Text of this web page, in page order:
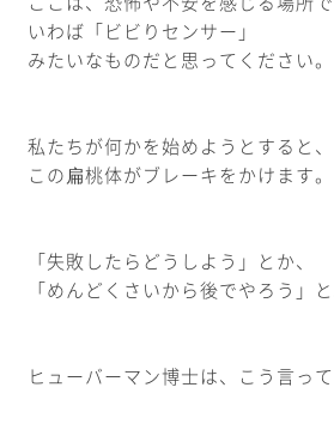
いわば「ビビりセンサー」
みたいなものだと思ってください。
私たちが何かを始めようとすると、
この扁桃体がブレーキをかけます。
「失敗したらどうしよう」とか、
「めんどくさいから後でやろう」と
ヒューバーマン博士は、こう言って